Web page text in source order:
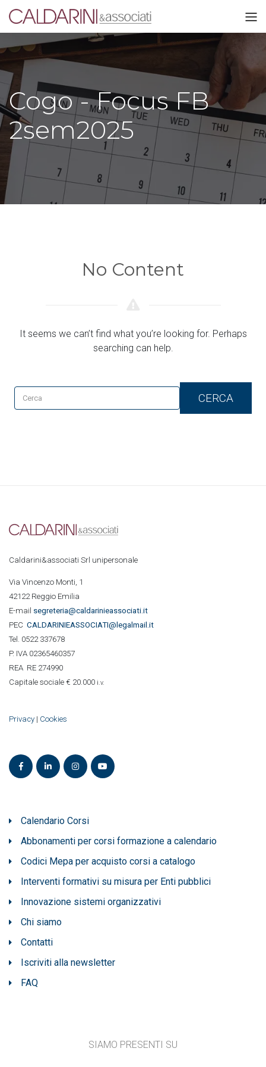
Cogo - Focus FB
2sem2025
No Content
It seems we can’t find what you’re looking for. Perhaps
searching can help.
CERCA
Caldarini&associati Srl unipersonale
Via Vincenzo Monti, 1
42122 Reggio Emilia
E-mail segreteria@caldarinieassociati.it
PEC CALDARINIEASSOCIATI@legalmail.it
Tel. 0522 337678
P. IVA 02365460357
REA RE 274990
Capitale sociale € 20.000 i.v.
Privacy | Cookies
Calendario Corsi
Abbonamenti per corsi formazione a calendario
Codici Mepa per acquisto corsi a catalogo
Interventi formativi su misura per Enti pubblici
Innovazione sistemi organizzativi
Chi siamo
Contatti
Iscriviti alla newsletter
FAQ
SIAMO PRESENTI SU